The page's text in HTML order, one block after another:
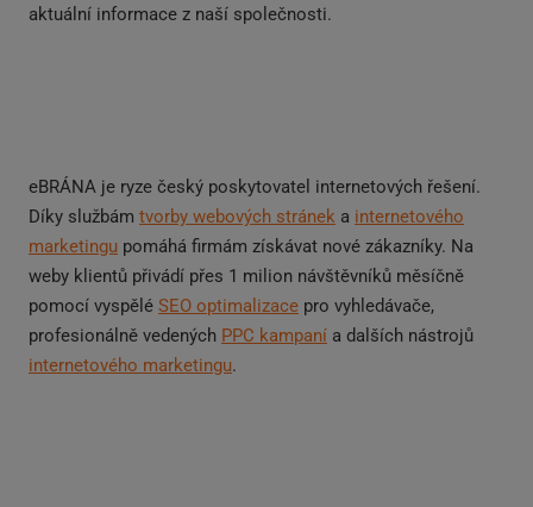
aktuální informace z naší společnosti.
eBRÁNA je ryze český poskytovatel internetových řešení.
Díky službám tvorby webových stránek a internetového
marketingu pomáhá firmám získávat nové zákazníky. Na
weby klientů přivádí přes 1 milion návštěvníků měsíčně
pomocí vyspělé SEO optimalizace pro vyhledávače,
profesionálně vedených PPC kampaní a dalších nástrojů
internetového marketingu.